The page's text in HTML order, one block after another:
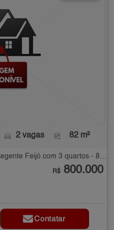
2 vagas 82 m²
Apartamento à Venda na Vila Regente Feijó com 3 quartos - 82 m²
R$ 800.000
Contatar